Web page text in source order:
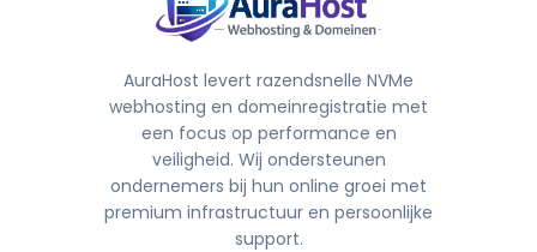
AuraHost levert razendsnelle NVMe
webhosting en domeinregistratie met
een focus op performance en
veiligheid. Wij ondersteunen
ondernemers bij hun online groei met
premium infrastructuur en persoonlijke
support.